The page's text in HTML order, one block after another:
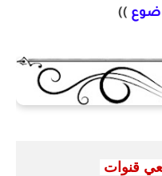
))
قنوات